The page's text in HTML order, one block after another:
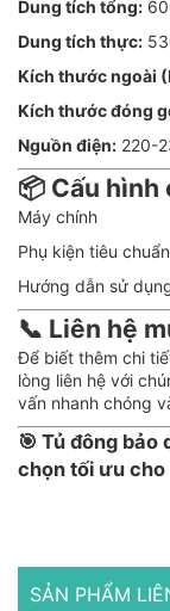
Dung tích tổng:
Dung tích thực:
Kích thước ngoài
Kích thước đóng
Nguồn điện: 220-
📦 Cấu hình
Máy chính
Phụ kiện tiêu
Hướng dẫn sử
📞 Liên hệ
Để biết thêm chi
lòng liên hệ với
vấn nhanh chóng
🎯 Tủ đông bảo
chọn tối ưu cho
SẢN PHẨM